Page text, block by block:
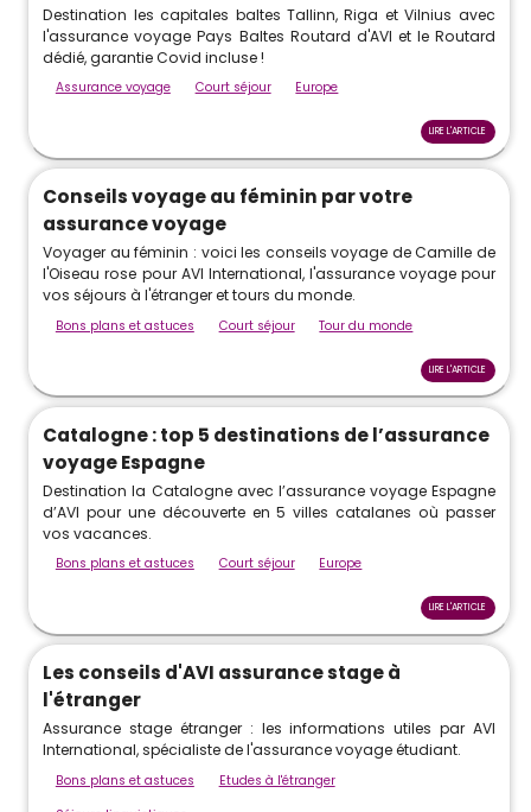
Destination les capitales baltes Tallinn, Riga et Vilnius avec
l'assurance voyage Pays Baltes Routard d'AVI et le Routard
dédié, garantie Covid incluse !
Assurance voyage Court séjour Europe
LIRE L'ARTICLE
Conseils voyage au féminin par votre
assurance voyage
Voyager au féminin : voici les conseils voyage de Camille de
l'Oiseau rose pour AVI International, l'assurance voyage pour
vos séjours à l'étranger et tours du monde.
Bons plans et astuces Court séjour Tour du monde
LIRE L'ARTICLE
Catalogne : top 5 destinations de l’assurance
voyage Espagne
Destination la Catalogne avec l’assurance voyage Espagne
d’AVI pour une découverte en 5 villes catalanes où passer
vos vacances.
Bons plans et astuces Court séjour Europe
LIRE L'ARTICLE
Les conseils d'AVI assurance stage à
l'étranger
Assurance stage étranger : les informations utiles par AVI
International, spécialiste de l'assurance voyage étudiant.
Bons plans et astuces
Etudes à l'étranger